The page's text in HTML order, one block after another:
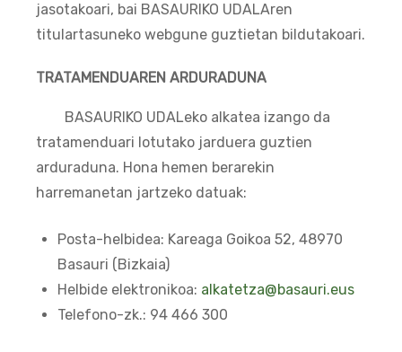
jasotakoari, bai BASAURIKO UDALAren
titulartasuneko webgune guztietan bildutakoari.
TRATAMENDUAREN ARDURADUNA
BASAURIKO UDALeko alkatea izango da
tratamenduari lotutako jarduera guztien
arduraduna. Hona hemen berarekin
harremanetan jartzeko datuak:
Posta-helbidea: Kareaga Goikoa 52, 48970
Basauri (Bizkaia)
Helbide elektronikoa: alkatetza@basauri.eus
Telefono-zk.: 94 466 300